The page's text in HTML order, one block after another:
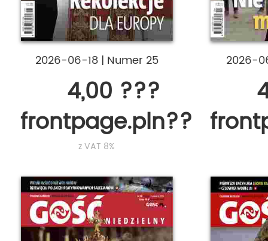
2026-06-18 | Numer 25
4,00 ???
frontpage.pln???
z VAT 8%
2026-